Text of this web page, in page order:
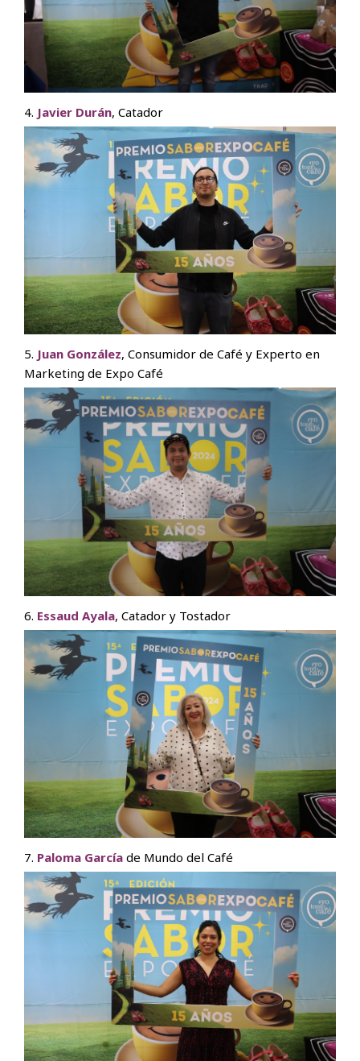
4. Javier Durán, Catador
5. Juan González, Consumidor de Café y Experto en
Marketing de Expo Café
6. Essaud Ayala, Catador y Tostador
7. Paloma García de Mundo del Café